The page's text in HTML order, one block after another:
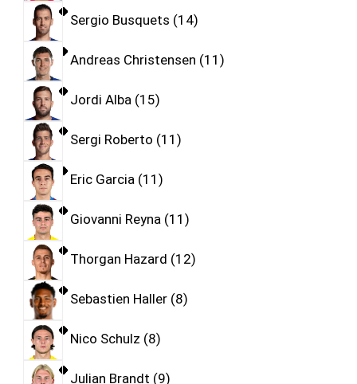
Sergio Busquets 14
Andreas Christensen 11
Jordi Alba 15
Sergi Roberto 11
Eric Garcia 11
Giovanni Reyna 11
Thorgan Hazard 12
Sebastien Haller 8
Nico Schulz 8
Julian Brandt 9